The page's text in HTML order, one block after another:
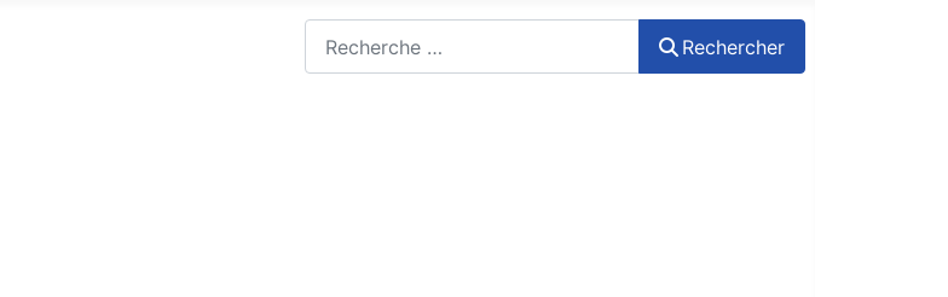
Rechercher